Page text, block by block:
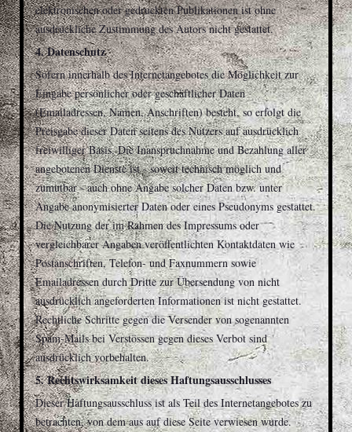
elektronischen oder gedruckten Publikationen ist ohne
ausdrückliche Zustimmung des Autors nicht gestattet.
4. Datenschutz
Sofern innerhalb des Internetangebotes die Möglichkeit zur
Eingabe persönlicher oder geschäftlicher Daten
(Emailadressen, Namen, Anschriften) besteht, so erfolgt die
Preisgabe dieser Daten seitens des Nutzers auf ausdrücklich
freiwilliger Basis. Die Inanspruchnahme und Bezahlung aller
angebotenen Dienste ist - soweit technisch möglich und
zumutbar - auch ohne Angabe solcher Daten bzw. unter
Angabe anonymisierter Daten oder eines Pseudonyms gestattet.
Die Nutzung der im Rahmen des Impressums oder
vergleichbarer Angaben veröffentlichten Kontaktdaten wie
Postanschriften, Telefon- und Faxnummern sowie
Emailadressen durch Dritte zur Übersendung von nicht
ausdrücklich angeforderten Informationen ist nicht gestattet.
Rechtliche Schritte gegen die Versender von sogenannten
Spam-Mails bei Verstössen gegen dieses Verbot sind
ausdrücklich vorbehalten.
5. Rechtswirksamkeit dieses Haftungsausschlusses
Dieser Haftungsausschluss ist als Teil des Internetangebotes zu
betrachten, von dem aus auf diese Seite verwiesen wurde.